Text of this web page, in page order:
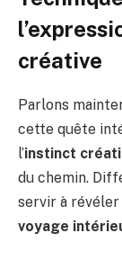
créative
Parlons
cette quête
l’instinct
du chemin.
servir à
voyage